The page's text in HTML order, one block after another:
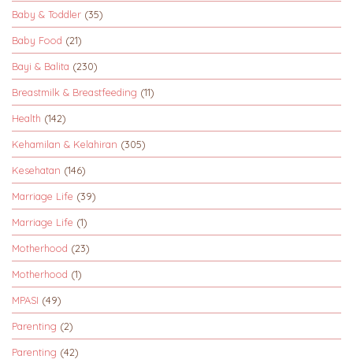
Baby & Toddler (35)
Baby Food (21)
Bayi & Balita (230)
Breastmilk & Breastfeeding (11)
Health (142)
Kehamilan & Kelahiran (305)
Kesehatan (146)
Marriage Life (39)
Marriage Life (1)
Motherhood (23)
Motherhood (1)
MPASI (49)
Parenting (2)
Parenting (42)